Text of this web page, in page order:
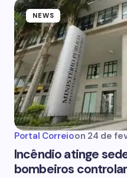
NEWS
Portal Correioon 24 de
Incêndio atinge
bombeiros